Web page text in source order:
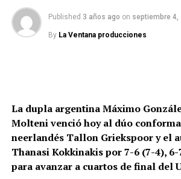
Published 3 años ago on septiembre 4,
By La Ventana producciones
La dupla argentina Máximo
Molteni venció hoy al dúo
neerlandés Tallon Griekspoor y el
Thanasi Kokkinakis por 7-6 (7-4), 6-
para avanzar a cuartos de final del